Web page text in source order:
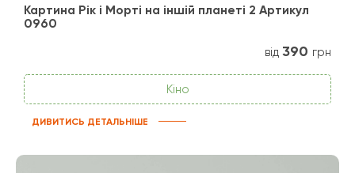
Картина Рік і Морті на іншій планеті 2 Артикул
0960
від 390 грн
Кіно
ДИВИТИСЬ ДЕТАЛЬНІШЕ